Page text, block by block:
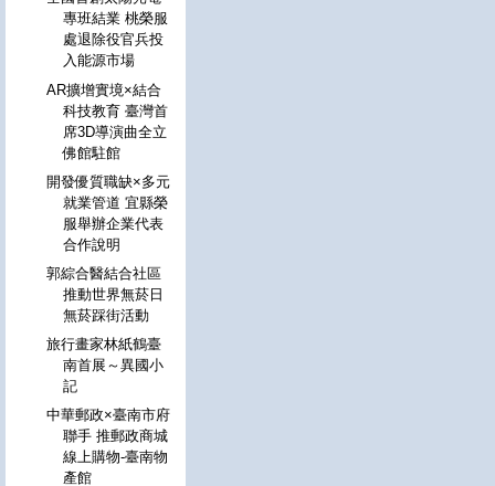
專班結業 桃榮服
處退除役官兵投
入能源市場
AR擴增實境×結合
科技教育 臺灣首
席3D導演曲全立
佛館駐館
開發優質職缺×多元
就業管道 宜縣榮
服舉辦企業代表
合作說明
郭綜合醫結合社區
推動世界無菸日
無菸踩街活動
旅行畫家林紙鶴臺
南首展～異國小
記
中華郵政×臺南市府
聯手 推郵政商城
線上購物-臺南物
產館